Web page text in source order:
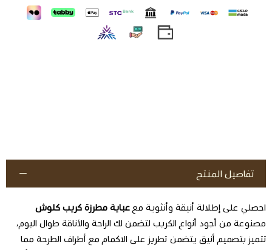
تفاصيل المنتج
احصلي على إطلالة أنيقة وأنثوية مع عباية مطرزة كريب كلوش
مصنوعة من أجود أنواع الكريب لتضمن لك الراحة والأناقة طوال اليوم،
تتميز بتصميم أنيق يتضمن تطريز على الاكمام مع أطراف الطرحة مما